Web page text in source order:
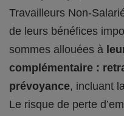
Travailleurs Non-
de leurs bénéfices
sommes allouées à
complémentaire :
prévoyance, incluant
Le risque de perte